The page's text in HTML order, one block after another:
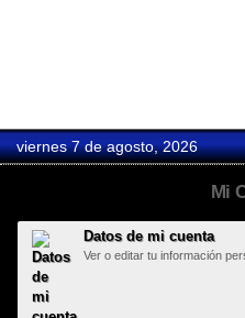
viernes 7 de agosto, 2026
Mi
Datos de mi cuenta
Ver o editar tu información